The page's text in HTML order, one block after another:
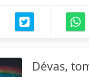
Dévas,